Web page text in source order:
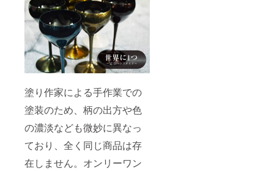
塗り作家による手作業での
塗装のため、柄の出方や色
の濃淡なども微妙に異なっ
ており、全く同じ商品は存
在しません。オンリーワン